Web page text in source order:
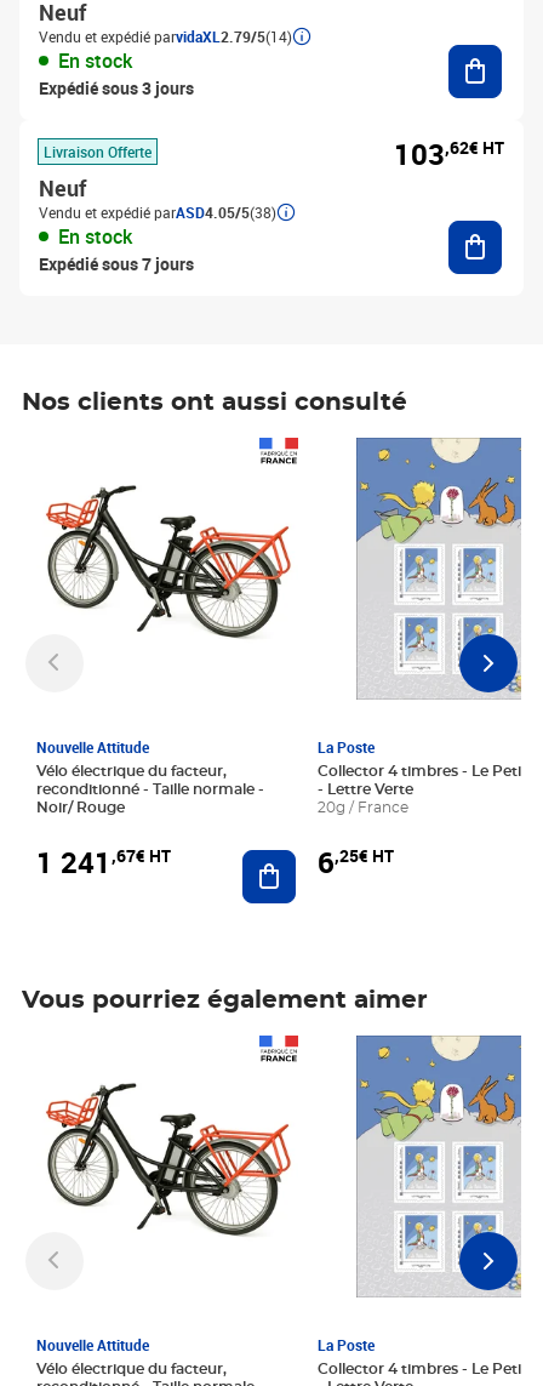
Neuf
Vendu et expédié parvidaXL 2.79/5(14)
En stock
Expédié sous 3 jours
Livraison Offerte
Neuf
Vendu et expédié parASD4.05/5(38)
En stock
Expédié sous 7 jours
103,62€ HT
Nos clients ont aussi consulté
Nouvelle Attitude
Vélo électrique du facteur,
reconditionné - Taille normale -
Noir/ Rouge
1 241 ,67€ HT Ajouter au panier
La Poste
Collector 4 timbres - Le Petit
- Lettre Verte
20g / France
6,25€ HT
Prix 6,25€ HT
Vous pourriez également aimer
Nouvelle Attitude
Vélo électrique du facteur,
La Poste
Collector 4 timbres - Le Petit
Prix 6,25€ HT